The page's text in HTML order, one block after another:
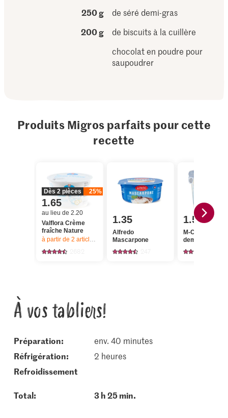
250 g
de séré demi-gras
200 g
de biscuits à la cuillère
chocolat en poudre pour
saupoudrer
Produits Migros parfaits pour cette
recette
Dès 2 pièces 25%
1.65
au lieu de 2.20
Valflora Crème
fraîche Nature
à partir de 2 articles, Offre valable du 6.8 au 12.8.2026, jusqu’à
1.35
Alfredo
Mascarpone
1.50
M-Classic Séré
demi-gras
À vos tabliers!
Préparation:
env. 40 minutes
réfrigération:
2 heures
refroidissement
Total: 3 h 25 min.